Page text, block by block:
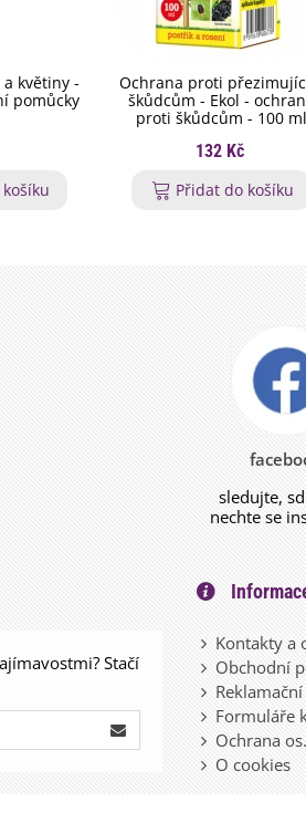
květiny -
pomůcky
Ochrana proti
škůdcům - Ekol -
proti škůdcům - 100 ml
132 Kč
Přidat do košíku
sledujte,
nechte se
Stačí
Kontakty a
Obchodní
Formuláře
Ochrana
O cookies